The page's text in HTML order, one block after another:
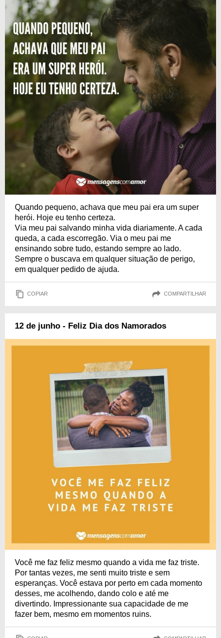
Quando pequeno, achava que meu pai era um super
herói. Hoje eu tenho certeza.
Via meu pai salvando minha vida diariamente. A cada
queda, a cada escorregão. Via o meu pai me
ensinando sobre tudo, estando sempre ao lado.
Sempre o buscava em qualquer situação de perigo,
em qualquer pedido de ajuda.
COPIAR COMPARTILHAR
12 de junho - Feliz Dia dos Namorados
Você me faz feliz mesmo quando a vida me faz triste.
Por tantas vezes, me senti muito triste e sem
esperanças. Você estava por perto em cada momento
desses, me acolhendo, dando colo e até me
divertindo. Impressionante sua capacidade de me
fazer bem, mesmo em momentos ruins.